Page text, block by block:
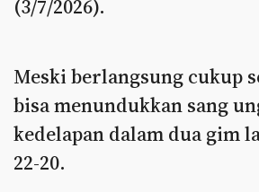
(3/7/2026).
Meski berlangsung cukup
bisa menundukkan sang
kedelapan dalam dua gim
22-20.